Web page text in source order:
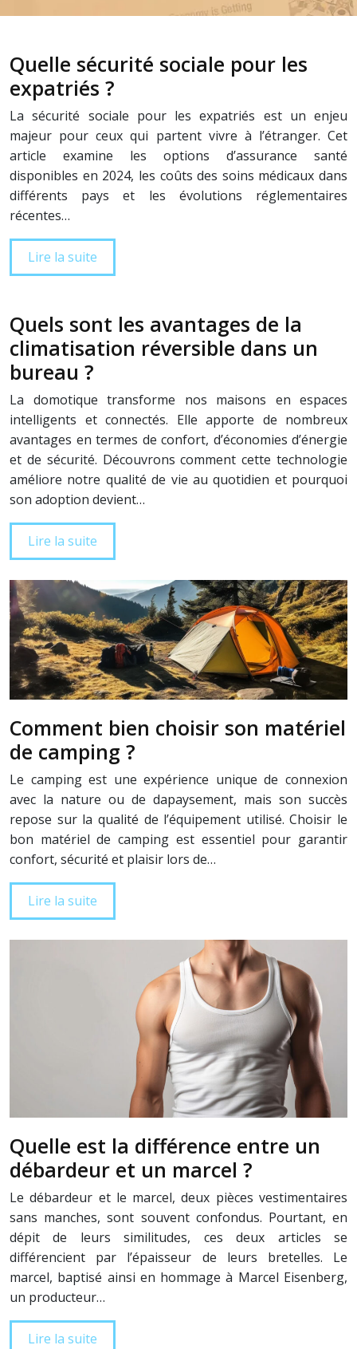
Quelle sécurité sociale pour les
expatriés ?
La sécurité sociale pour les expatriés est un enjeu
majeur pour ceux qui partent vivre à l’étranger. Cet
article examine les options d’assurance santé
disponibles en 2024, les coûts des soins médicaux dans
différents pays et les évolutions réglementaires
récentes…
Lire la suite
Quels sont les avantages de la
climatisation réversible dans un
bureau ?
La domotique transforme nos maisons en espaces
intelligents et connectés. Elle apporte de nombreux
avantages en termes de confort, d’économies d’énergie
et de sécurité. Découvrons comment cette technologie
améliore notre qualité de vie au quotidien et pourquoi
son adoption devient…
Lire la suite
Comment bien choisir son matériel
de camping ?
Le camping est une expérience unique de connexion
avec la nature ou de dapaysement, mais son succès
repose sur la qualité de l’équipement utilisé. Choisir le
bon matériel de camping est essentiel pour garantir
confort, sécurité et plaisir lors de…
Lire la suite
Quelle est la différence entre un
débardeur et un marcel ?
Le débardeur et le marcel, deux pièces vestimentaires
sans manches, sont souvent confondus. Pourtant, en
dépit de leurs similitudes, ces deux articles se
différencient par l’épaisseur de leurs bretelles. Le
marcel, baptisé ainsi en hommage à Marcel Eisenberg,
un producteur…
Lire la suite